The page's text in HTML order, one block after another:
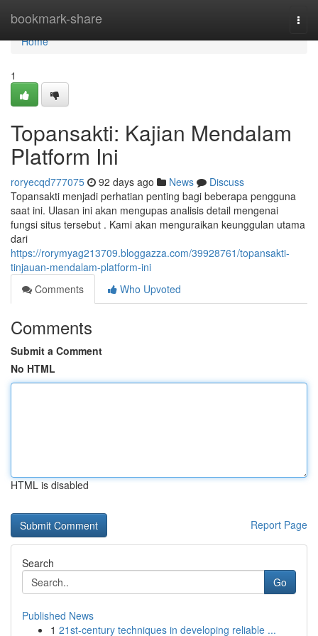
bookmark-share
Home
Home
1
Topansakti: Kajian Mendalam
Platform Ini
roryecqd777075 92 days ago News
Discuss
Topansakti menjadi perhatian penting bagi beberapa pengguna
saat ini. Ulasan ini akan mengupas analisis detail mengenai
fungsi situs tersebut . Kami akan menguraikan keunggulan utama
dari
https://rorymyag213709.bloggazza.com/39928761/topansakti-
tinjauan-mendalam-platform-ini
Comments
Who Upvoted
Comments
Submit a Comment
No HTML
HTML is disabled
Report Page
Search
Go
Published News
1 21st-century techniques in developing reliable ...